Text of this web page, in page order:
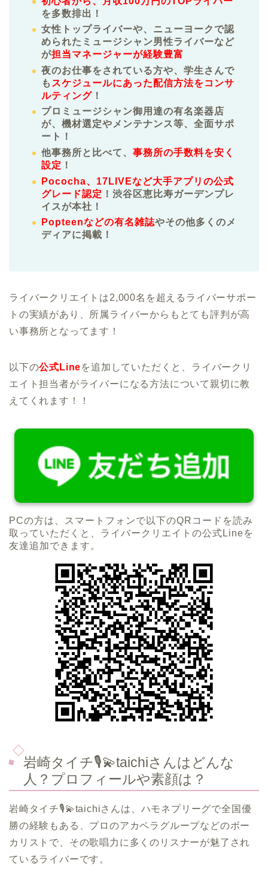
を多数排出！
女性トップライバーや、ニューヨークで認
められたミュージシャン男性ライバーなど
が担当マネージャーが経験豊富
夜のお仕事をされている方や、学生さんで
も スケジュールにあった配信方法をコンサ
ルティング ！
プロミュージシャン御用達の有名楽器店
が、機材選定やメンテナンス等、全面サポ
ート！
他事務所と比べて、 事務所の手数料を安く
設定 ！
Pococha、17LIVEなど大手アプリの公式
グレード認定 ！渋谷区恵比寿ガーデンプレ
イスが本社！
Popteenなどの有名雑誌やその他多くのメ
ディアに掲載！
ライバークリエイトは2,000名を超えるライバーサポー
トの実績があり、所属ライバーからもとても評判が高
い事務所となってます！
以下の公式Lineを追加していただくと、ライバークリ
エイト担当者がライバーになる方法について親切に教
えてくれます！！
PCの方は、スマートフォンで以下のQRコードを読み
取っていただくと、ライバークリエイトの公式Lineを
友達追加できます。
岩崎タイチ🎙️💫taichiさんはどんな
人？プロフィールや素顔は？
岩崎タイチ🎙️💫taichiさんは、ハモネプリーグで全国優
勝の経験もある、プロのアカペラグループなどのボー
カリストで、その歌唱力に多くのリスナーが魅了され
ているライバーです。